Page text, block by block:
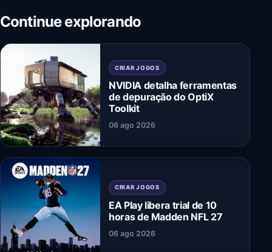
Continue explorando
CRIAR JOGOS
NVIDIA detalha ferramentas
de depuração do OptiX
Toolkit
06 ago 2026
CRIAR JOGOS
EA Play libera trial de 10
horas de Madden NFL 27
06 ago 2026